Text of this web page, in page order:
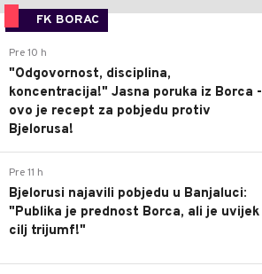
FK BORAC
Pre 10 h
"Odgovornost, disciplina,
koncentracija!" Jasna poruka iz Borca -
ovo je recept za pobjedu protiv
Bjelorusa!
Pre 11 h
Bjelorusi najavili pobjedu u Banjaluci:
"Publika je prednost Borca, ali je uvijek
cilj trijumf!"